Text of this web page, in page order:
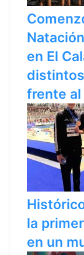
en El
frente al
la
en un